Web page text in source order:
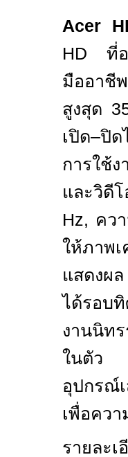
Acer
HD ที่
มืออาชี
สูงสุด
เปิด–ปิ
การใช้
และวิดี
Hz, คว
ให้ภาพ
แสดงผ
ได้รอบ
งานนิท
ในตัว
อุปกรณ์
เพื่อคว
รายละ